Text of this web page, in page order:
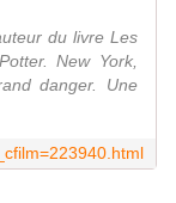
du livre Les
New York,
danger. Une